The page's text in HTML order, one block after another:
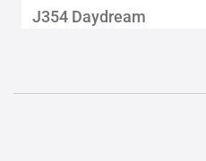
J354 Daydream